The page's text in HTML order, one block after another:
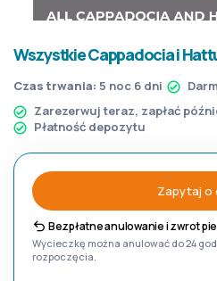
Wszystkie Cappadocia i
Czas trwania: 5 noc 6 dni
Zarezerwuj teraz, zapłać
Płatność depozytu
Zapytaj o
Bezpłatne anulowanie i zwrot
Wycieczkę można anulować do 24
rozpoczęcia.